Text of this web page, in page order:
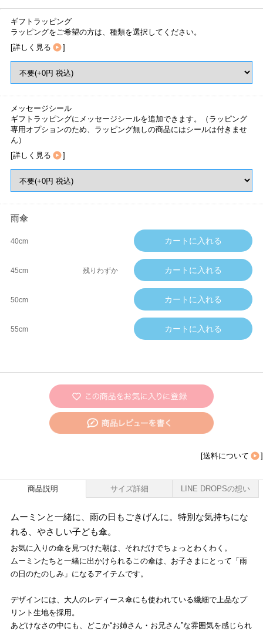
ギフトラッピング
ラッピングをご希望の方は、種類を選択してください。
[詳しく見る ]
メッセージシール
ギフトラッピングにメッセージシールを追加できます。（ラッピング
専用オプションのため、ラッピング無しの商品にはシールは付きませ
ん）
[詳しく見る ]
雨傘
40cm
45cm 残りわずか
50cm
55cm
[送料について ]
商品説明 サイズ詳細 LINE DROPSの想い
ムーミンと一緒に、雨の日もごきげんに。特別な気持ちにな
れる、やさしい子ども傘。
お気に入りの傘を見つけた朝は、それだけでちょっとわくわく。
ムーミンたちと一緒に出かけられるこの傘は、お子さまにとって「雨
の日のたのしみ」になるアイテムです。
デザインには、大人のレディース傘にも使われている繊細で上品なプ
リント生地を採用。
あどけなさの中にも、どこか“お姉さん・お兄さん”な雰囲気を感じられ